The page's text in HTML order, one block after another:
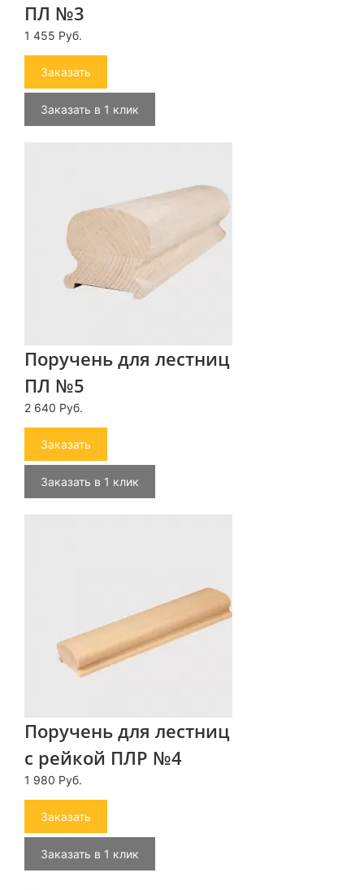
ПЛ №3
1 455 Руб.
Заказать
Заказать в 1 клик
Поручень для лестниц
ПЛ №5
2 640 Руб.
Заказать
Заказать в 1 клик
Поручень для лестниц
с рейкой ПЛР №4
1 980 Руб.
Заказать
Заказать в 1 клик